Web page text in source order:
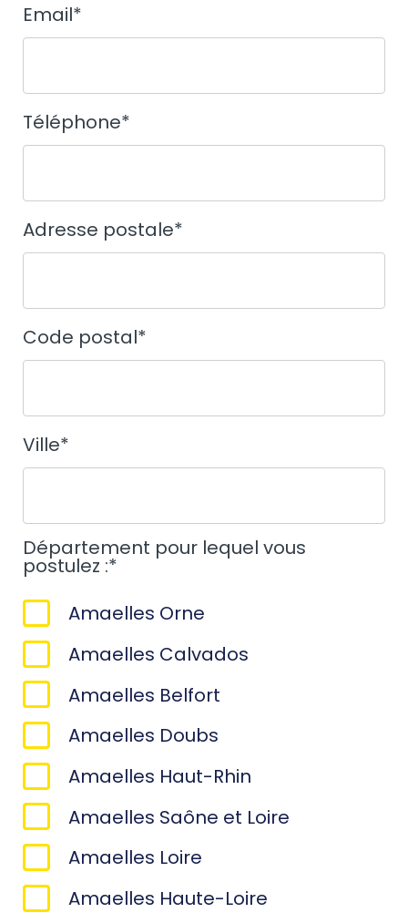
Email*
Téléphone*
Adresse postale*
Code postal*
Ville*
Département pour lequel vous
postulez :*
Amaelles Orne
Amaelles Calvados
Amaelles Belfort
Amaelles Doubs
Amaelles Haut-Rhin
Amaelles Saône et Loire
Amaelles Loire
Amaelles Haute-Loire